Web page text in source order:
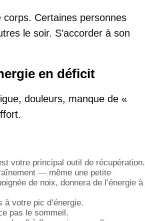
corps. Certaines personnes
le soir. S’accorder à son
en déficit
douleurs, manque de «
votre principal outil de récupération.
— même une petite
de noix, donnera de l’énergie à
votre pic d’énergie.
pas le sommeil.